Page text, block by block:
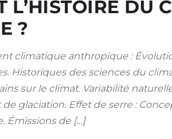
L’HISTOIRE DU
?
climatique anthropique :
Historiques des sciences du
sur le climat. Variabilité
glaciation. Effet de serre :
Émissions de […]